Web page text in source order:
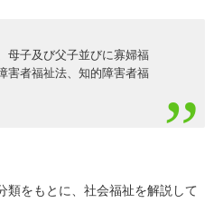
母子及び父子並びに寡婦福
害者福祉法、知的障害者福
類をもとに、社会福祉を解説して